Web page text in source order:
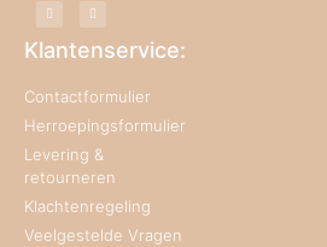
Klantenservice:
Contactformulier
Herroepingsformulier
Levering &
retourneren
Klachtenregeling
Veelgestelde Vragen